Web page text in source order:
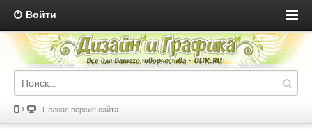
Войти
Полная версия сайта